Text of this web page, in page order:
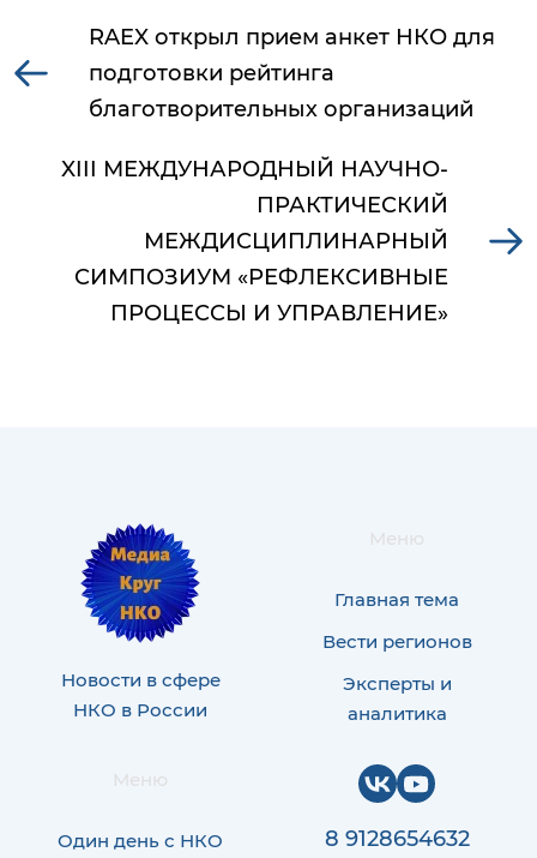
RAEX открыл прием анкет НКО для
подготовки рейтинга
благотворительных организаций
XIII МЕЖДУНАРОДНЫЙ НАУЧНО-
ПРАКТИЧЕСКИЙ
МЕЖДИСЦИПЛИНАРНЫЙ
СИМПОЗИУМ «РЕФЛЕКСИВНЫЕ
ПРОЦЕССЫ И УПРАВЛЕНИЕ»
Новости в сфере
НКО в России
Меню
Главная тема
Вести регионов
Эксперты и
аналитика
Меню
Один день с НКО
8 9128654632